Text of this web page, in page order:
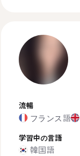
流暢
フランス語
学習中の言語
韓国語